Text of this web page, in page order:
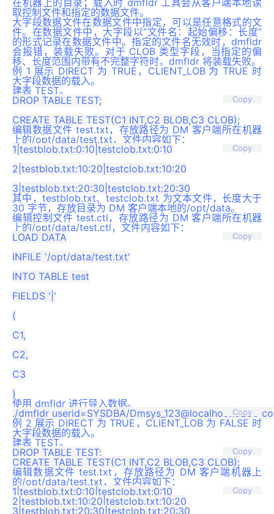
在机器上的目录；载入时 dmfldr 工具会从客户端本地读
取控制文件和指定的数据文件。
大字段数据文件在数据文件中指定，可以是任意格式的文
件。在数据文件中，大字段以“文件名：起始偏移：长度”
的形式记录在数据文件中。指定的文件名无效时，dmfldr
会报错，装载失败。对于 CLOB 类型字段，当指定的偏
移、长度范围内带有不完整字符时，dmfldr 将装载失败。
例 1 展示 DIRECT 为 TRUE，CLIENT_LOB 为 TRUE 时
大字段数据的载入。
建表 TEST。
Copy
DROP TABLE TEST;
编辑数据文件 test.txt，存放路径为 DM 客户端所在机器
上的/opt/data/test.txt，文件内容如下：
Copy
1|testblob.txt:0:10|testclob.txt:0:10
2|testblob.txt:10:20|testclob.txt:10:20
其中，testblob.txt、testclob.txt 为文本文件，长度大于
30 字节，存放目录为 DM 客户端本地的/opt/data。
编辑控制文件 test.ctl，存放路径为 DM 客户端所在机器
上的/opt/data/test.ctl，文件内容如下：
Copy
LOAD DATA
INFILE '/opt/data/test.txt'
INTO TABLE test
FIELDS '|'
(
C1,
C2,
C3
使用 dmfldr 进行导入数据。
Copy
例 2 展示 DIRECT 为 TRUE，CLIENT_LOB 为 FALSE 时
大字段数据的载入。
建表 TEST。
Copy
DROP TABLE TEST;
编辑数据文件 test.txt，存放路径为 DM 客户端机器上
的/opt/data/test.txt，文件内容如下：
Copy
1|testblob.txt:0:10|testclob.txt:0:10
2|testblob.txt:10:20|testclob.txt:10:20